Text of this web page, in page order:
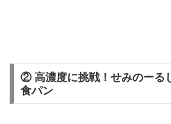
② 高濃度に挑戦！せみのーる
食パン